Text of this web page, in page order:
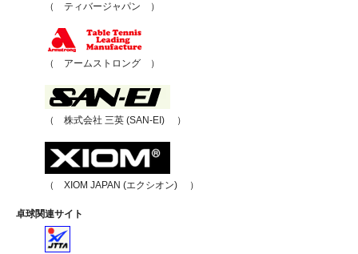
（ ティバージャパン ）
（ アームストロング ）
（ 株式会社 三英 (SAN-EI) ）
（ XIOM JAPAN (エクシオン) ）
卓球関連サイト